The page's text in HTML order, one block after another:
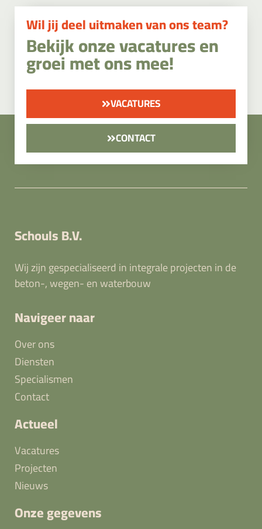
Wil jij deel uitmaken van ons team?
Bekijk onze vacatures en
groei met ons mee!
VACATURES
CONTACT
Schouls B.V.
Wij zijn gespecialiseerd in integrale projecten in de
beton-, wegen- en waterbouw
Navigeer naar
Over ons
Diensten
Specialismen
Contact
Actueel
Vacatures
Projecten
Nieuws
Onze gegevens